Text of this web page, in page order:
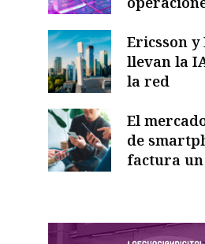
Ericsson y
llevan la
la red
El
de
factura un